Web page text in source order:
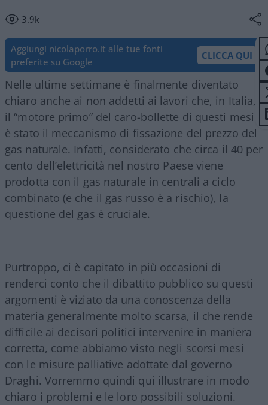
3.9k
Aggiungi nicolaporro.it alle tue fonti
preferite su Google
CLICCA QUI
Nelle ultime settimane è finalmente diventato
chiaro anche ai non addetti ai lavori che, in Italia,
il “motore primo” del caro-bollette di questi mesi
è stato il meccanismo di fissazione del prezzo del
gas naturale. Infatti, considerato che circa il 40 per
cento dell’elettricità nel nostro Paese viene
prodotta con il gas naturale in centrali a ciclo
combinato (e che il gas russo è a rischio), la
questione del gas è cruciale.
Purtroppo, ci è capitato in più occasioni di
renderci conto che il dibattito pubblico su questi
argomenti è viziato da una conoscenza della
materia generalmente molto scarsa, il che rende
difficile ai decisori politici intervenire in maniera
corretta, come abbiamo visto negli scorsi mesi
con le misure palliative adottate dal governo
Draghi. Vorremmo quindi qui illustrare in modo
chiaro i problemi e le loro possibili soluzioni.